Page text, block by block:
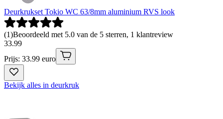
Deurkrukset Tokio WC 63/8mm aluminium RVS look
(1)Beoordeeld met 5.0 van de 5 sterren, 1 klantreview
33.99
Prijs: 33.99 euro
Bekijk alles in deurkruk